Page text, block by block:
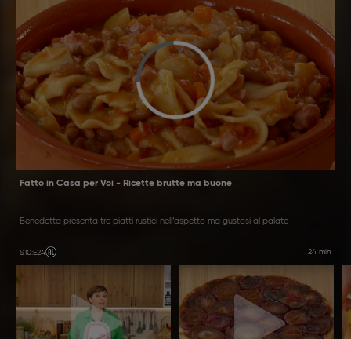
Fatto in Casa per Voi - Ricette brutte ma buone
Benedetta presenta tre piatti rustici nell’aspetto ma gustosi al palato
S10:E24 24 min